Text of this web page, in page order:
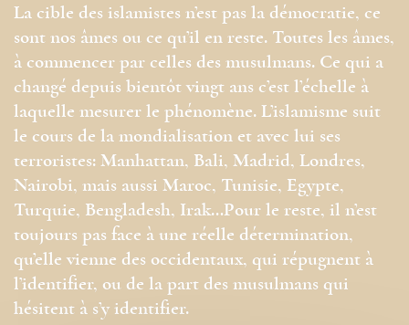
La cible des islamistes n’est pas la démocratie, ce
sont nos âmes ou ce qu’il en reste. Toutes les âmes,
à commencer par celles des musulmans. Ce qui a
changé depuis bientôt vingt ans c’est l’échelle à
laquelle mesurer le phénomène. L’islamisme suit
le cours de la mondialisation et avec lui ses
terroristes: Manhattan, Bali, Madrid, Londres,
Nairobi, mais aussi Maroc, Tunisie, Egypte,
Turquie, Bengladesh, Irak…Pour le reste, il n’est
toujours pas face à une réelle détermination,
qu’elle vienne des occidentaux, qui répugnent à
l’identifier, ou de la part des musulmans qui
hésitent à s’y identifier.